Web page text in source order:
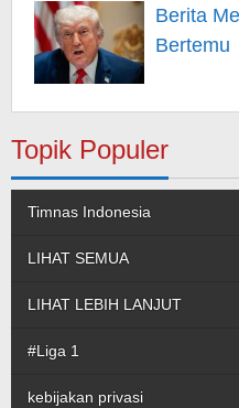
Berita
Bertemu
Topik Populer
Timnas Indonesia
LIHAT SEMUA
LIHAT LEBIH LANJUT
#Liga 1
kebijakan privasi